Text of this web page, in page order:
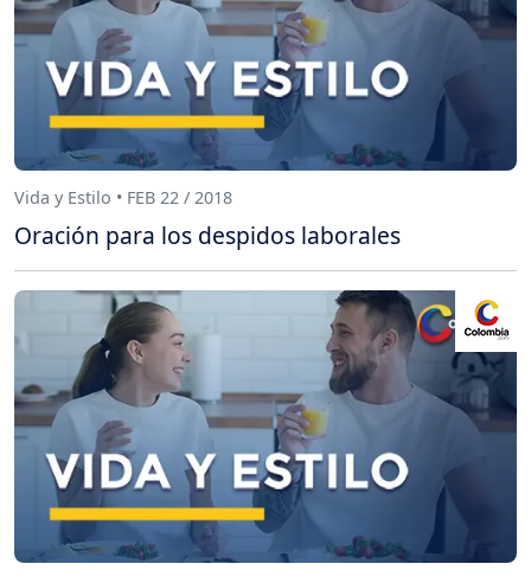
Vida y Estilo • FEB 22 / 2018
Oración para los despidos laborales